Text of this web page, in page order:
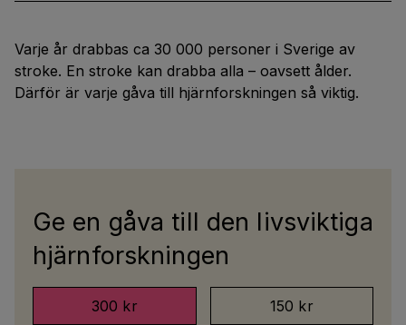
Varje år drabbas ca 30 000 personer i Sverige av
stroke. En stroke kan drabba alla – oavsett ålder.
Därför är varje gåva till hjärnforskningen så viktig.
Ge en gåva till den livsviktiga
hjärnforskningen
300 kr 150 kr